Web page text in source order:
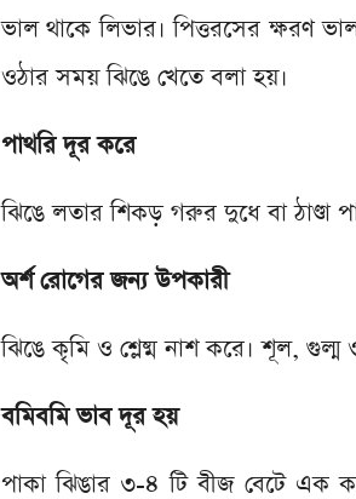
ভাল থাকে লিভার। পিত্তরসের ক্ষরণ
ওঠার সময় ঝিঙে খেতে বলা হয়।
পাথরি দূর করে
ঝিঙে লতার শিকড় গরুর দুধে বা ঠাণ্ডা
অর্শ রোগের জন্য উপকারী
ঝিঙে কৃমি ও শ্লেষ্ম নাশ করে। শূল,
বমিবমি ভাব দূর হয়
পাকা ঝিঙার ৩-৪ টি বীজ বেটে এক